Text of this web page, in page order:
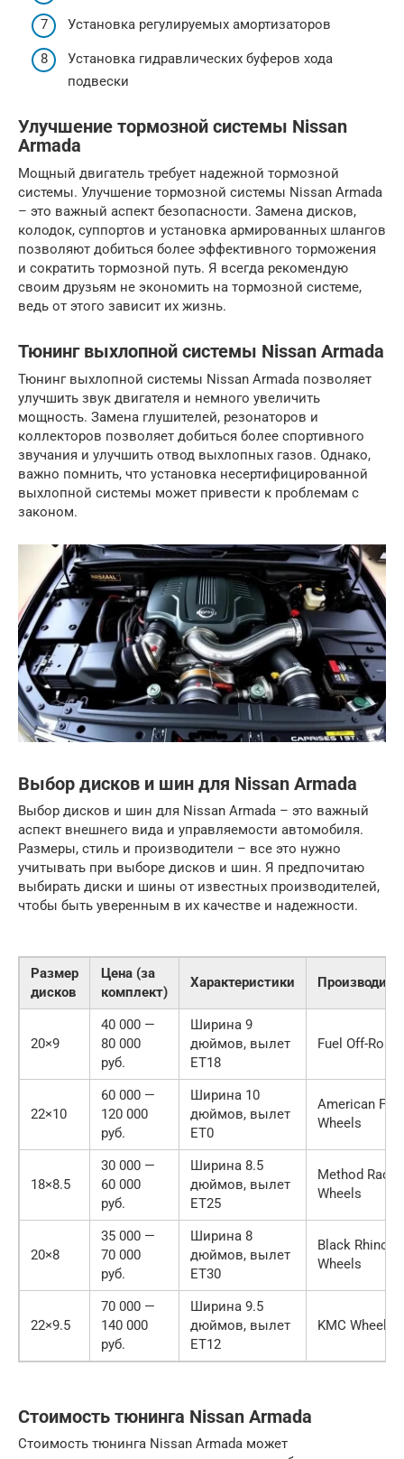
Установка регулируемых амортизаторов
Установка гидравлических буферов хода
подвески
Улучшение тормозной системы Nissan
Armada
Мощный двигатель требует надежной тормозной
системы. Улучшение тормозной системы Nissan Armada
– это важный аспект безопасности. Замена дисков,
колодок, суппортов и установка армированных шлангов
позволяют добиться более эффективного торможения
и сократить тормозной путь. Я всегда рекомендую
своим друзьям не экономить на тормозной системе,
ведь от этого зависит их жизнь.
Тюнинг выхлопной системы Nissan Armada
Тюнинг выхлопной системы Nissan Armada позволяет
улучшить звук двигателя и немного увеличить
мощность. Замена глушителей, резонаторов и
коллекторов позволяет добиться более спортивного
звучания и улучшить отвод выхлопных газов. Однако,
важно помнить, что установка несертифицированной
выхлопной системы может привести к проблемам с
законом.
Выбор дисков и шин для Nissan Armada
Выбор дисков и шин для Nissan Armada – это важный
аспект внешнего вида и управляемости автомобиля.
Размеры, стиль и производители – все это нужно
учитывать при выборе дисков и шин. Я предпочитаю
выбирать диски и шины от известных производителей,
чтобы быть уверенным в их качестве и надежности.
Размер
дисков
Цена (за
комплект)
Характеристики
20×9
40 000 —
80 000
руб.
Ширина 9
дюймов, вылет
ET18
Fuel Off-Road
22×10
60 000 —
120 000
руб.
Ширина 10
дюймов, вылет
ET0
American
Wheels
18×8.5
30 000 —
60 000
руб.
Ширина 8.5
дюймов, вылет
ET25
Method Race
Wheels
20×8
35 000 —
70 000
руб.
Ширина 8
дюймов, вылет
ET30
Black Rhino
Wheels
22×9.5
70 000 —
140 000
руб.
Ширина 9.5
дюймов, вылет
ET12
KMC Wheels
Стоимость тюнинга Nissan Armada
Стоимость тюнинга Nissan Armada может